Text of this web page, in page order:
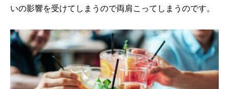
いの影響を受けてしまうので両肩こってしまうのです。